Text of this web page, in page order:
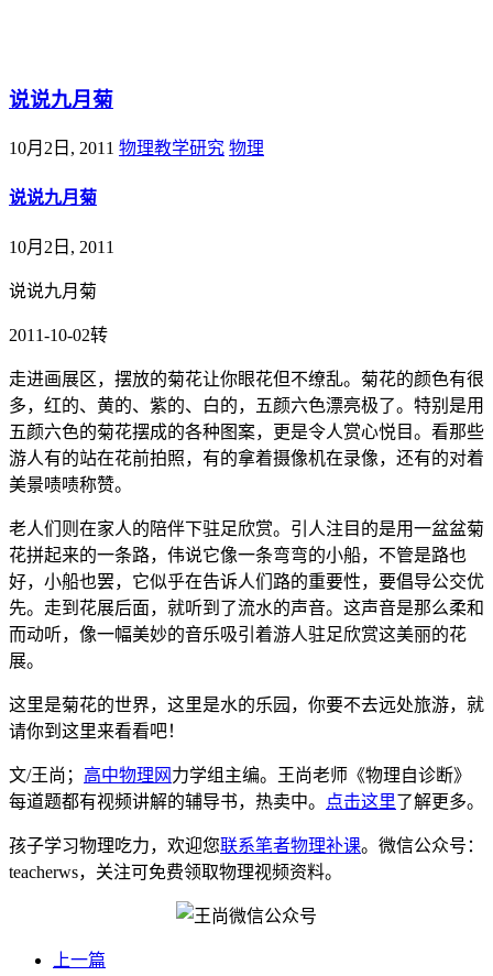
说说九月菊
10月2日, 2011 物理教学研究 物理
说说九月菊
10月2日, 2011
说说九月菊
2011-10-02转
走进画展区，摆放的菊花让你眼花但不缭乱。菊花的颜色有很
多，红的、黄的、紫的、白的，五颜六色漂亮极了。特别是用
五颜六色的菊花摆成的各种图案，更是令人赏心悦目。看那些
游人有的站在花前拍照，有的拿着摄像机在录像，还有的对着
美景啧啧称赞。
老人们则在家人的陪伴下驻足欣赏。引人注目的是用一盆盆菊
花拼起来的一条路，伟说它像一条弯弯的小船，不管是路也
好，小船也罢，它似乎在告诉人们路的重要性，要倡导公交优
先。走到花展后面，就听到了流水的声音。这声音是那么柔和
而动听，像一幅美妙的音乐吸引着游人驻足欣赏这美丽的花
展。
这里是菊花的世界，这里是水的乐园，你要不去远处旅游，就
请你到这里来看看吧！
文/王尚； 高中物理网 力学组主编。王尚老师《物理自诊断》
每道题都有视频讲解的辅导书，热卖中。
点击这里了解更多。
孩子学习物理吃力，欢迎您联系笔者物理补课。微信公众号：
teacherws，关注可免费领取物理视频资料。
上一篇